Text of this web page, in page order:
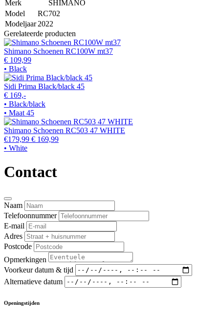
Merk
SHIMANO
Model
RC702
Modeljaar 2022
Gerelateerde producten
Shimano Schoenen RC100W mt37
€ 109,99
• Black
Sidi Prima Black/black 45
€ 169,-
• Black/black
• Maat 45
Shimano Schoenen RC503 47 WHITE
€179,99 € 169,99
• White
Contact
Naam
Telefoonnummer
E-mail
Adres
Postcode
Opmerkingen
Voorkeur datum & tijd
Alternatieve datum
Openingstijden